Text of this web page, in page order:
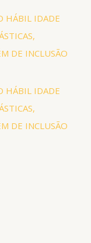
HÁBIL IDADE
DE INCLUSÃO
HÁBIL IDADE
DE INCLUSÃO